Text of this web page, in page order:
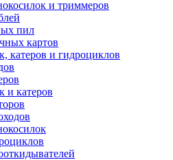
и триммеров
пил
картов
катеров и гидроциклов
и катеров